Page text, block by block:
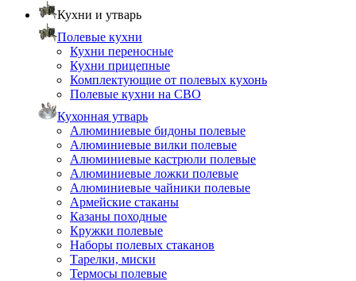
Кухни и утварь
Полевые кухни
Кухни переносные
Кухни прицепные
Комплектующие от полевых кухонь
Полевые кухни на СВО
Кухонная утварь
Алюминиевые бидоны полевые
Алюминиевые вилки полевые
Алюминиевые кастрюли полевые
Алюминиевые ложки полевые
Алюминиевые чайники полевые
Армейские стаканы
Казаны походные
Кружки полевые
Наборы полевых стаканов
Тарелки, миски
Термосы полевые